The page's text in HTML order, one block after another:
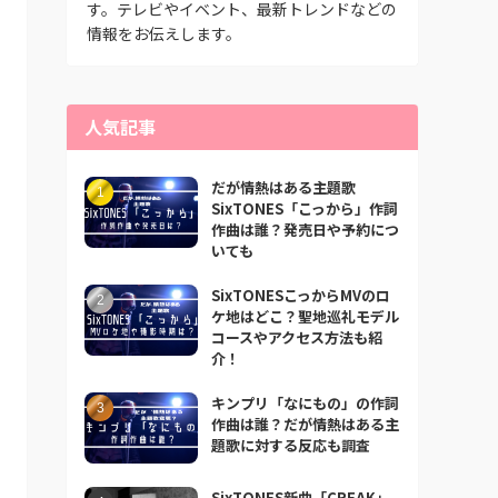
す。テレビやイベント、最新トレンドなどの
情報をお伝えします。
人気記事
だが情熱はある主題歌
SixTONES「こっから」作詞
作曲は誰？発売日や予約につ
いても
SixTONESこっからMVのロ
ケ地はどこ？聖地巡礼モデル
コースやアクセス方法も紹
介！
キンプリ「なにもの」の作詞
作曲は誰？だが情熱はある主
題歌に対する反応も調査